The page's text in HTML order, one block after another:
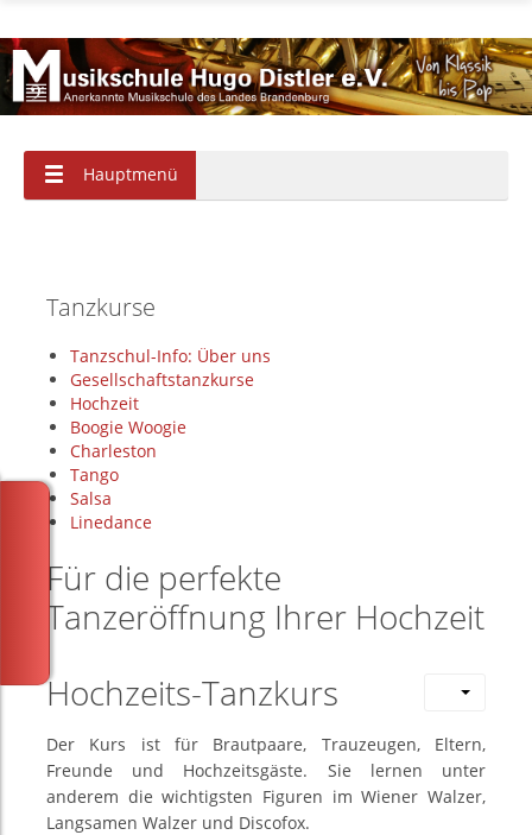
Hauptmenü
Tanzkurse
Tanzschul-Info: Über uns
Gesellschaftstanzkurse
Hochzeit
Boogie Woogie
Charleston
Tango
Salsa
Linedance
Für die perfekte
Tanzeröffnung Ihrer Hochzeit
Hochzeits-Tanzkurs
Der Kurs ist für Brautpaare, Trauzeugen, Eltern,
Freunde und Hochzeitsgäste. Sie lernen unter
anderem die wichtigsten Figuren im Wiener Walzer,
Langsamen Walzer und Discofox.